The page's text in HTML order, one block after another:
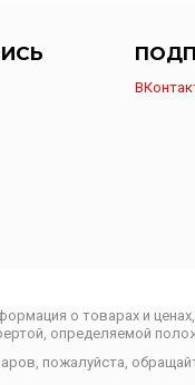
о товарах и
определяемой
пожалуйста,